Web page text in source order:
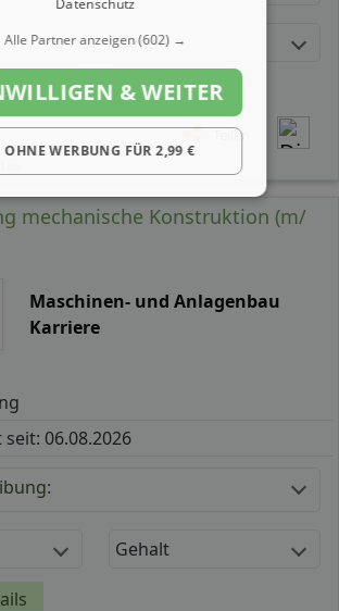
Gehalt
Teilen
mechanische Konstruktion (m/
Maschinen- und Anlagenbau
Karriere
06.08.2026
Gehalt
Alle Partner anzeigen(602) →
& WEITER
OHNE WERBUNG FÜR 2,99 €